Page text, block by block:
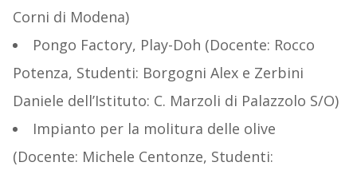
Corni di Modena)
Pongo Factory, Play-Doh (Docente: Rocco
Potenza, Studenti: Borgogni Alex e Zerbini
Daniele dell’Istituto: C. Marzoli di Palazzolo S/O)
Impianto per la molitura delle olive
(Docente: Michele Centonze, Studenti: